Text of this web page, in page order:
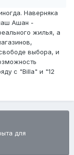
Наверняка
Ашан -
жилья, а
выбора, и
с "Billa" и "12
для